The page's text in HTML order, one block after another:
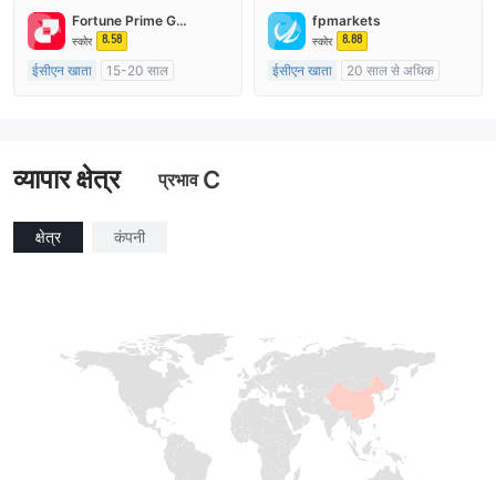
मार्केट मेकिंग (एमएम)
मार्केट मेकिंग (एमएम)
मुख्य-लेबल MT4
Fortune Prime Global
स्कोर 8.58
ईसीएन खाता
15-20 साल
fpmarkets
स्कोर 8.88
ईसीएन खाता
20 साल से अधिक
व्यापार क्षेत्र प्रभाव C
क्षेत्र कंपनी